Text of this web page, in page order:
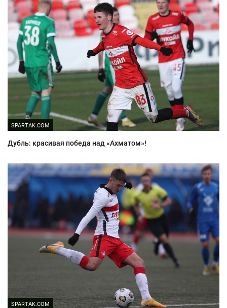
SPARTAK.COM
Дубль: красивая победа над «Ахматом»!
SPARTAK.COM